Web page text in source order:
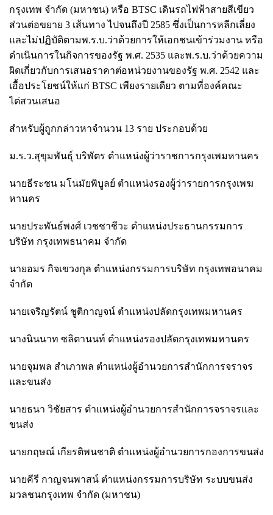
กรุงเทพ จำกัด (มหาชน) หรือ BTSC เดินรถไฟฟ้าสายสีเขียว
ส่วนต่อขยาย 3 เส้นทาง ไปจนถึงปี 2585 ซึ่งเป็นการหลีกเลี่ยง
และไม่ปฏิบัติตามพ.ร.บ.ว่าด้วยการให้เอกชนเข้าร่วมงาน หรือ
ดำเนินการในกิจการของรัฐ พ.ศ. 2535 และพ.ร.บ.ว่าด้วยความ
ผิดเกี่ยวกับการเสนอราคาต่อหน่วยงานของรัฐ พ.ศ. 2542 และ
เอื้อประโยชน์ให้แก่ BTSC เพียงรายเดียว ตามที่องค์คณะ
ไต่สวนเสนอ
สำหรับผู้ถูกกล่าวหาจำนวน 13 ราย ประกอบด้วย
ม.ร.ว.สุขุมพันธุ์ บริพัตร ตำแหน่งผู้ว่าราชการกรุงเพมหานคร
นายธีระชน มโนมัยพิบูลย์ ตำแหน่งรองผู้ว่ารายการกรุงเพฆ
หานคร
นายประพันธ์พงศ์ เวชชาชีวะ ตำแหน่งประธานกรรมการ
บริษัท กรุงเทพธนาคม จำกัด
นายอมร กิจเขวงกุล ตำแหน่งกรรมการบริษัท กรุงเทพอนาคม
จำกัด
นายเจริญรัตน์ ชูติกาญจน์ ตำแหน่งปลัดกรุงเทพมหานคร
นางนินนาท ซลิตานนท์ ตำแหน่งรองปลัดกรุงเทพมหานคร
นายจุมพล สำเภาพล ตำแหน่งผู้อำนวยการสำนักการจราจร
และขนส่ง
นายธนา วิชัยสาร ตำแหน่งผู้อำนวยการสำนักการจราจรและ
ขนส่ง
นายกฤษณ์ เกียรติพนชาติ ตำแหน่งผู้อำนวยการกองการขนส่ง
นายคีรี กาญจนพาสน์ ตำแหน่งกรรมการบริษัท ระบบขนส่ง
มวลชนกรุงเทพ จำกัด (มหาชน)